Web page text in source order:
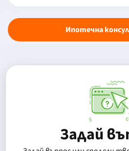
Ипотечна
Задай